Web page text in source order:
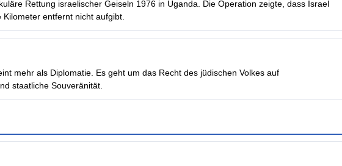
Rettung israelischer Geiseln 1976 in Uganda. Die Operation zeigte, dass Israel
entfernt nicht aufgibt.
mehr als Diplomatie. Es geht um das Recht des jüdischen Volkes auf
staatliche Souveränität.